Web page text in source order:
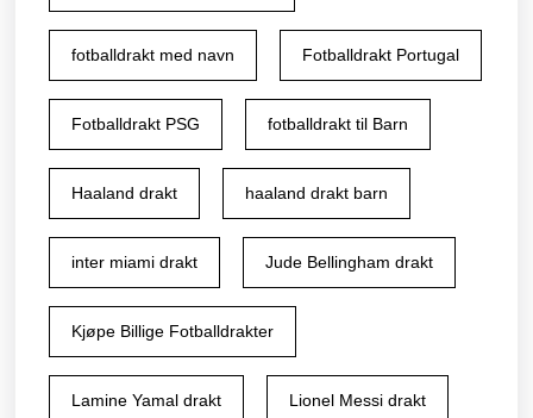
fotballdrakt med navn Fotballdrakt Portugal
Fotballdrakt PSG fotballdrakt til Barn
Haaland drakt haaland drakt barn
inter miami drakt Jude Bellingham drakt
Kjøpe Billige Fotballdrakter
Lamine Yamal drakt Lionel Messi drakt